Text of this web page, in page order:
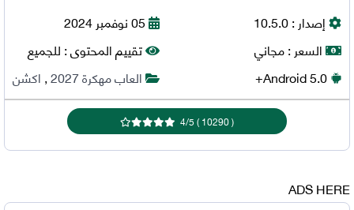
إصدار :10.5.0
السعر :مجاني
Android5.0+
05 نوفمبر 2024
تقييم المحتوى :للجميع
العاب مهكرة 2027
,اكشن
(
10290
)
4/5
ADS HERE